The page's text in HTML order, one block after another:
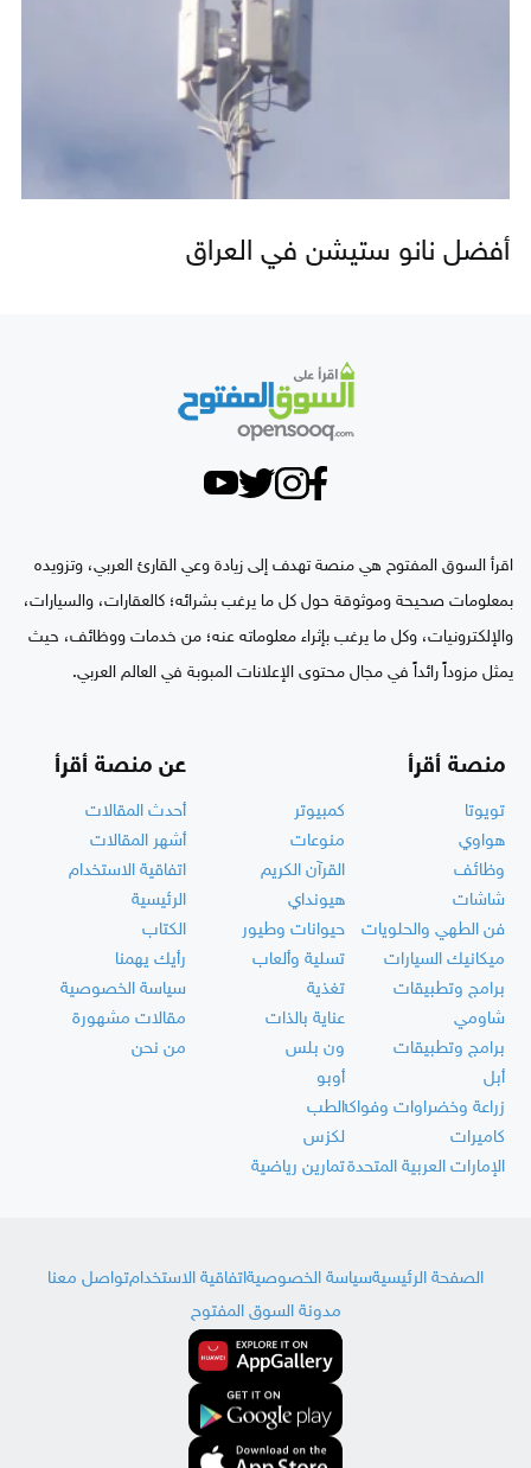
أفضل نانو ستيشن في العراق
اقرأ السوق المفتوح هي منصة تهدف إلى زيادة وعي القارئ العربي، وتزويده
بمعلومات صحيحة وموثوقة حول كل ما يرغب بشرائه؛ كالعقارات، والسيارات،
والإلكترونيات، وكل ما يرغب بإثراء معلوماته عنه؛ من خدمات ووظائف، حيث
يمثل مزوداً رائداً في مجال محتوى الإعلانات المبوبة في العالم العربي.
منصة أقرأ
تويوتا
كمبيوتر
هواوي
منوعات
وظائف
القرآن الكريم
شاشات
هيونداي
فن الطهي والحلويات
حيوانات وطيور
ميكانيك السيارات
تسلية وألعاب
برامج وتطبيقات
تغذية
شاومي
عناية بالذات
برامج وتطبيقات
ون بلس
أبل
أوبو
زراعة وخضراوات وفواكهالطب
كاميرات
لكزس
الإمارات العربية المتحدةتمارين رياضية
عن منصة أقرأ
أحدث المقالات
أشهر المقالات
اتفاقية الاستخدام
الرئيسية
الكتاب
رأيك يهمنا
سياسة الخصوصية
مقالات مشهورة
من نحن
الصفحة الرئيسيةسياسة الخصوصيةاتفاقية الاستخدامتواصل معنا
مدونة السوق المفتوح